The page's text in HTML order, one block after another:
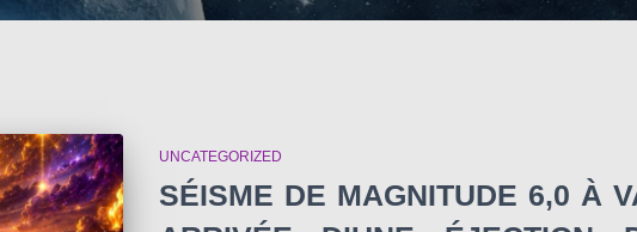
UNCATEGORIZED
SÉISME DE MAGNITUDE 6,0 À